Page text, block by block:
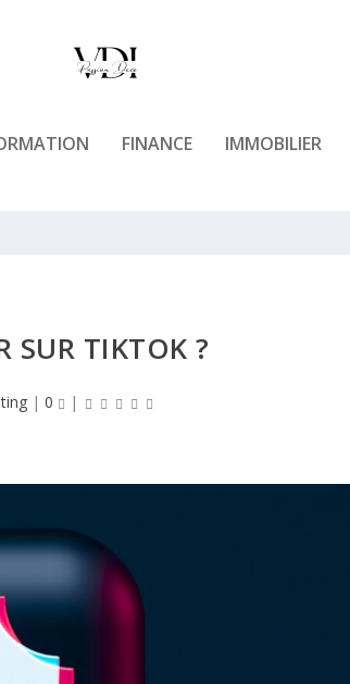
FINANCE IMMOBILIER
SUR TIKTOK ?
|0 |